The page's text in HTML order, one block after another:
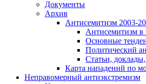
Документы
Архив
Антисемитизм 2003-
Антисемитизм в
Основные
Политический
Статьи,
Карта нападений по
Неправомерный антиэкстремизм